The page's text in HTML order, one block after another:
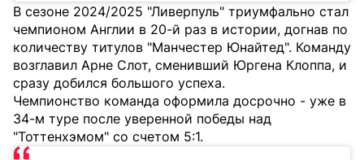
В сезоне 2024/2025 "Ливерпуль" триумфально стал
чемпионом Англии в 20-й раз в истории, догнав по
количеству титулов "Манчестер Юнайтед". Команду
возглавил Арне Слот, сменивший Юргена Клоппа, и
сразу добился большого успеха.
Чемпионство команда оформила досрочно - уже в
34-м туре после уверенной победы над
"Тоттенхэмом" со счетом 5:1.